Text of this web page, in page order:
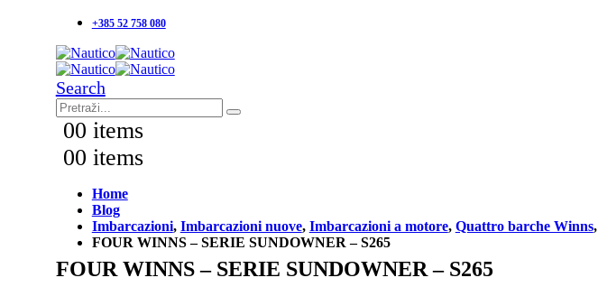
+385 52 758 080
Search
00 items
00 items
Home
Blog
Imbarcazioni, Imbarcazioni nuove, Imbarcazioni a motore, Quattro barche Winns,
FOUR WINNS – SERIE SUNDOWNER – S265
FOUR WINNS – SERIE SUNDOWNER – S265